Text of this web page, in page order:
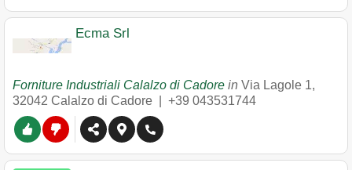
Ecma Srl
Forniture Industriali Calalzo di Cadore in Via Lagole 1,
32042 Calalzo di Cadore +39 043531744